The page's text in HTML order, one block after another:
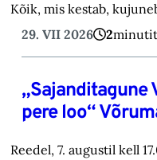
Kõik, mis kestab,
29. VII 2026
2minutit
„Sajanditagune
pere loo“
Reedel, 7. augustil kell